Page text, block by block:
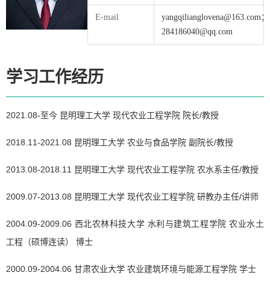
E-mail
yangqilianglovena@163.com；
284186040@qq.com
学习工作经历
2021.08-至今 昆明理工大学 现代农业工程学院 院长/教授
2018.11-2021.08 昆明理工大学 农业与食品学院 副院长/教授
2013.08-2018.11 昆明理工大学 现代农业工程学院 农水系主任/教授
2009.07-2013.08 昆明理工大学 现代农业工程学院 研教办主任/讲师
2004.09-2009.06 西北农林科技大学 水利与建筑工程学院 农业水土
工程（硕博连读） 博士
2000.09-2004.06 甘肃农业大学 农业建筑环境与能源工程学院 学士